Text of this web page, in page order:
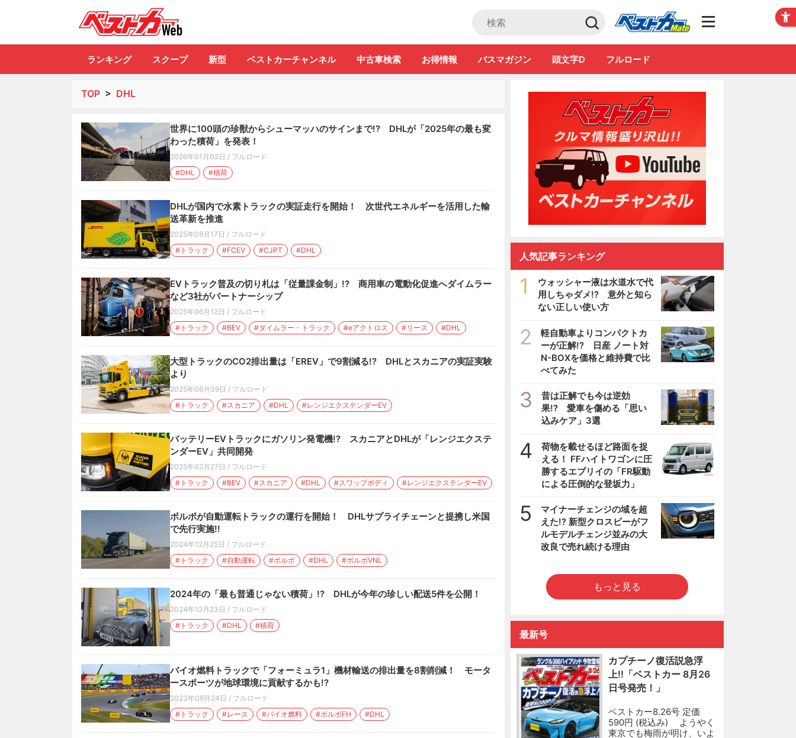
Club
ランキング スクープ 新型 ベストカーチャンネル 中古車検索 お得情報 バスマガジン 頭文字D フルロード
TOP > DHL
世界に100頭の珍獣からシューマッハのサインまで!? DHLが「2025年の最も変
わった積荷」を発表！
2026年01月02日 / フルロード
#DHL
#積荷
DHLが国内で水素トラックの実証走行を開始！ 次世代エネルギーを活用した輸
送革新を推進
2025年08月17日 / フルロード
#トラック
#FCEV #CJPT #DHL
EVトラック普及の切り札は「従量課金制」!? 商用車の電動化促進へダイムラー
など3社がパートナーシップ
2025年06月12日 / フルロード
#トラック
#BEV #ダイムラー・トラック #eアクトロス #リース #DHL
大型トラックのCO2排出量は「EREV」で9割減る!? DHLとスカニアの実証実験
より
2025年06月09日 / フルロード
#トラック
#スカニア #DHL #レンジエクステンダーEV
バッテリーEVトラックにガソリン発電機!? スカニアとDHLが「レンジエクステ
ンダーEV」共同開発
2025年02月27日 / フルロード
#トラック
#BEV #スカニア #DHL #スワップボディ #レンジエクステンダーEV
ボルボが自動運転トラックの運行を開始！ DHLサプライチェーンと提携し米国
で先行実施!!
2024年12月25日 / フルロード
#トラック
#自動運転 #ボルボ #DHL #ボルボVNL
2024年の「最も普通じゃない積荷」!? DHLが今年の珍しい配送5件を公開！
2024年12月23日 / フルロード
#トラック
#DHL #積荷
バイオ燃料トラックで「フォーミュラ1」機材輸送の排出量を8割削減！ モータ
ースポーツが地球環境に貢献するかも!?
2023年09月24日 / フルロード
#トラック
#レース #バイオ燃料 #ボルボFH #DHL
人気記事ランキング
1
ウォッシャー液は水道水で代
用しちゃダメ!? 意外と知ら
ない正しい使い方
2
軽自動車よりコンパクトカ
ーが正解!? 日産 ノート対
N-BOXを価格と維持費で比
べてみた
3
昔は正解でも今は逆効
果!? 愛車を傷める「思い
込みケア」3選
4
荷物を載せるほど路面を捉
える！ FFハイトワゴンに圧
勝するエブリイの「FR駆動
による圧倒的な登坂力」
5
マイナーチェンジの域を超
えた!? 新型クロスビーがフ
ルモデルチェンジ並みの大
改良で売れ続ける理由
もっと見る
最新号
カプチーノ復活説急浮
上!!「ベストカー 8月26
日号発売！」
ベストカー8.26号 定価
590円 (税込み) ようやく
東京でも梅雨が明け、いよ